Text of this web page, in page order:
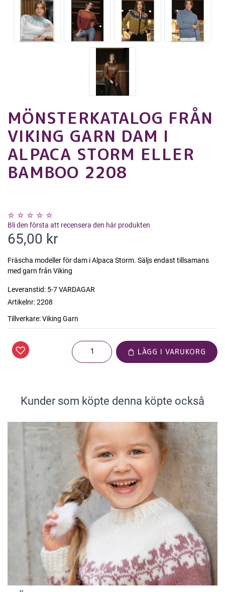
MÖNSTERKATALOG FRÅN
VIKING GARN DAM I
ALPACA STORM ELLER
BAMBOO 2208
Bli den första att recensera den här produkten
65,00 kr
Fräscha modeller för dam i Alpaca Storm. Säljs endast tillsamans
med garn från Viking
Leveranstid: 5-7 VARDAGAR
Artikelnr:2208
Tillverkare:Viking Garn
LÄGG I VARUKORG
Kunder som köpte denna köpte också